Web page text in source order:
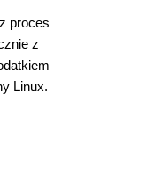
proces
z
Linux.